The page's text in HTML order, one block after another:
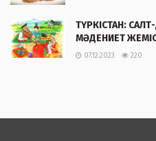
ТҮРКІСТАН:
МӘДЕНИЕТ
07.12.2023 220